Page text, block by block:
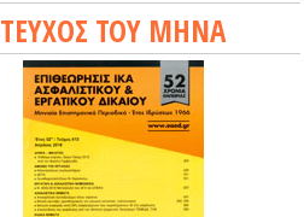
ΤΕΥΧΟΣ ΤΟΥ ΜΗΝΑ